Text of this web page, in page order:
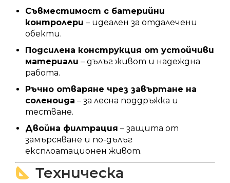
Съвместимост с батерийни
контролери – идеален за отдалечени
обекти.
Подсилена конструкция от устойчиви
материали – дълъг живот и надеждна
работа.
Ръчно отваряне чрез завъртане на
соленоида – за лесна поддръжка и
тестване.
Двойна филтрация – защита от
замърсяване и по-дълъг
експлоатационен живот.
Техническа